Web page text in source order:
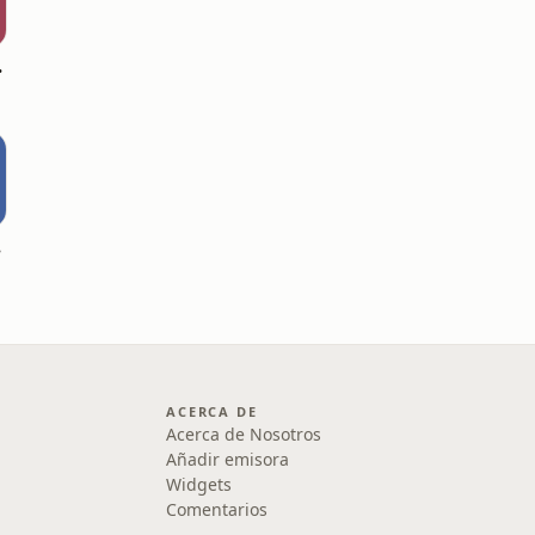
Java
ACERCA DE
Acerca de Nosotros
Añadir emisora
Widgets
Comentarios